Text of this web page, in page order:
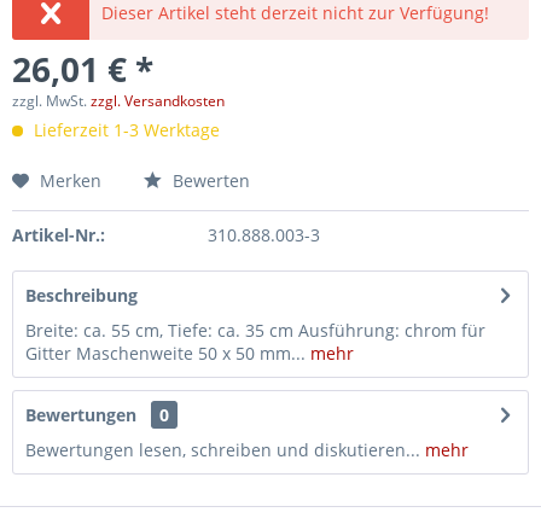
Dieser Artikel steht derzeit nicht zur Verfügung!
26,01 € *
zzgl. MwSt.zzgl. Versandkosten
Lieferzeit 1-3 Werktage
Merken Bewerten
Artikel-Nr.: 310.888.003-3
Beschreibung
Breite: ca. 55 cm, Tiefe: ca. 35 cm Ausführung: chrom für
Gitter Maschenweite 50 x 50 mm... mehr
Bewertungen
0
Bewertungen lesen, schreiben und diskutieren... mehr